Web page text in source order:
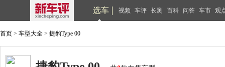
选车 视频 车评 长测 百科 问答 车市 观
首页 > 车型大全 > 捷豹Type 00